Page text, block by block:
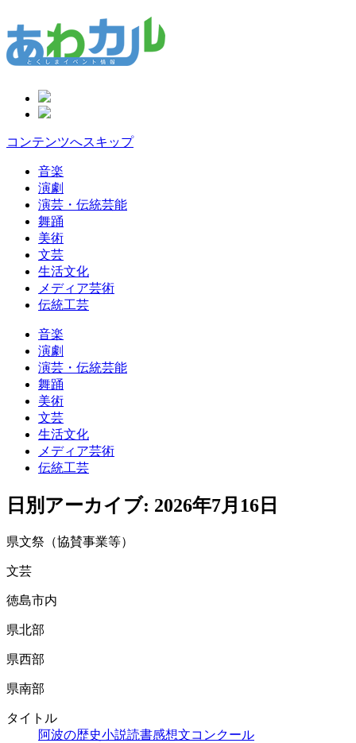
コンテンツへスキップ
音楽
演劇
演芸・伝統芸能
舞踊
美術
文芸
生活文化
メディア芸術
伝統工芸
音楽
演劇
演芸・伝統芸能
舞踊
美術
文芸
生活文化
メディア芸術
伝統工芸
日別アーカイブ: 2026年7月16日
県文祭（協賛事業等）
文芸
徳島市内
県北部
県西部
県南部
タイトル
阿波の歴史小説読書感想文コンクール